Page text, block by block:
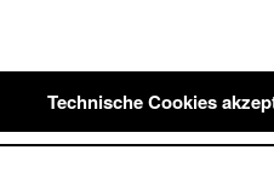
Technische Cookies